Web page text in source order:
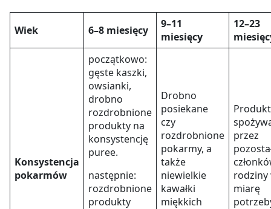
Wiek 6–8 miesięcy 9–11
miesięcy
12–23
Konsystencja
pokarmów
początkowo:
gęste kaszki,
owsianki,
drobno
rozdrobnione
produkty na
konsystencję
puree.
następnie:
rozdrobnione
produkty
Drobno
posiekane
czy
rozdrobnione
pokarmy, a
także
niewielkie
kawałki
miękkich
przez
rodziny
miarę